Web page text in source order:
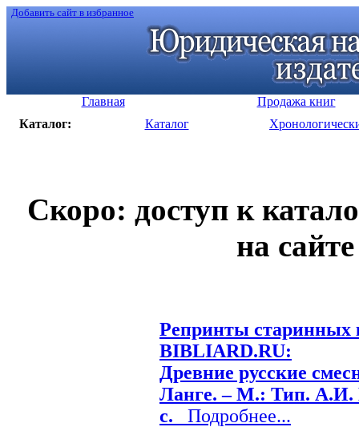
Добавить сайт в избранное
Главная
Продажа книг
Каталог:
Каталог
Скоро: доступ к
на
Репринты старинных
BIBLIARD.RU:
Древние русские
Ланге. – М.: Тип. А.И.
с. Подробнее...